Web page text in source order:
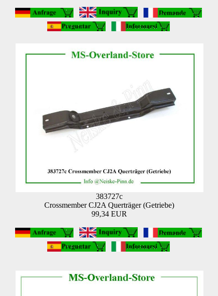
383727c
Crossmember CJ2A Querträger (Getriebe)
99,34 EUR